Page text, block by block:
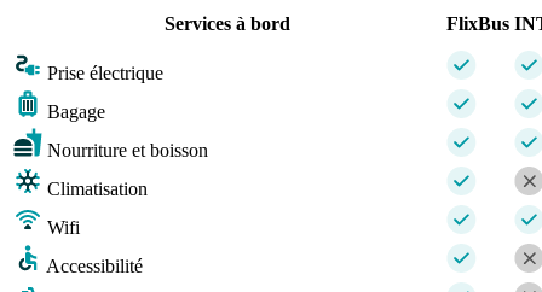
Services à bord
FlixBus
Prise électrique
Bagage
Nourriture et boisson
Climatisation
Wifi
Accessibilité